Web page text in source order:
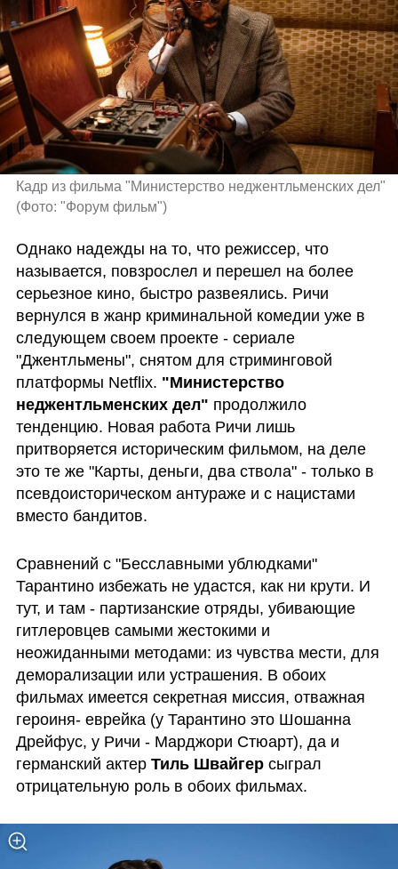
(Фото: "Форум фильм")
Однако надежды на то, что режиссер, что
называется, повзрослел и перешел на более
серьезное кино, быстро развеялись. Ричи
вернулся в жанр криминальной комедии уже в
следующем своем проекте - сериале
"Джентльмены", снятом для стриминговой
платформы Netflix. "Министерство
неджентльменских дел" продолжило
тенденцию. Новая работа Ричи лишь
притворяется историческим фильмом, на деле
это те же "Карты, деньги, два ствола" - только в
псевдоисторическом антураже и с нацистами
вместо бандитов.
Сравнений с "Бесславными ублюдками"
Тарантино избежать не удастся, как ни крути. И
тут, и там - партизанские отряды, убивающие
гитлеровцев самыми жестокими и
неожиданными методами: из чувства мести, для
деморализации или устрашения. В обоих
фильмах имеется секретная миссия, отважная
героиня- еврейка (у Тарантино это Шошанна
Дрейфус, у Ричи - Марджори Стюарт), да и
германский актер Тиль Швайгер сыграл
отрицательную роль в обоих фильмах.